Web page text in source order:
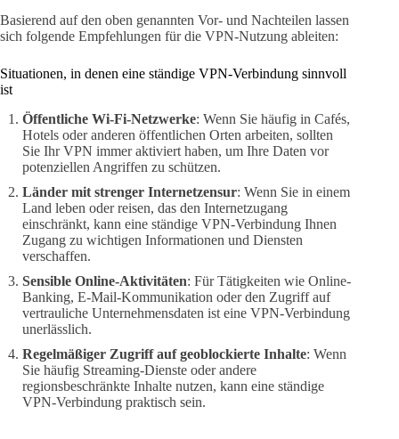
Basierend auf den oben genannten Vor- und Nachteilen lassen
sich folgende Empfehlungen für die VPN-Nutzung ableiten:
Situationen, in denen eine ständige VPN-Verbindung sinnvoll
ist
Öffentliche Wi-Fi-Netzwerke: Wenn Sie häufig in Cafés,
Hotels oder anderen öffentlichen Orten arbeiten, sollten
Sie Ihr VPN immer aktiviert haben, um Ihre Daten vor
potenziellen Angriffen zu schützen.
Länder mit strenger Internetzensur: Wenn Sie in einem
Land leben oder reisen, das den Internetzugang
einschränkt, kann eine ständige VPN-Verbindung Ihnen
Zugang zu wichtigen Informationen und Diensten
verschaffen.
Sensible Online-Aktivitäten: Für Tätigkeiten wie Online-
Banking, E-Mail-Kommunikation oder den Zugriff auf
vertrauliche Unternehmensdaten ist eine VPN-Verbindung
unerlässlich.
Regelmäßiger Zugriff auf geoblockierte Inhalte: Wenn
Sie häufig Streaming-Dienste oder andere
regionsbeschränkte Inhalte nutzen, kann eine ständige
VPN-Verbindung praktisch sein.